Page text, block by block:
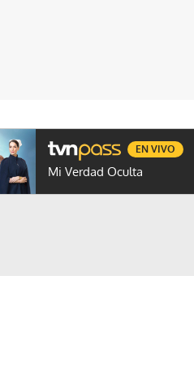
PROGRAMAS GENTE TVN
Mi Verdad Oculta
EN VIVO